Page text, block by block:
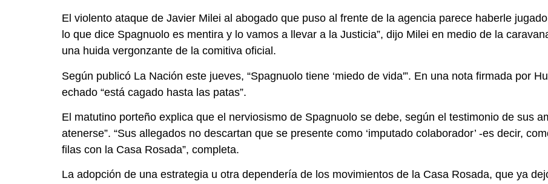
El violento ataque de Javier Milei al abogado que puso al frente de la agencia parece haberle
lo que dice Spagnuolo es mentira y lo vamos a llevar a la Justicia”, dijo Milei en medio de la
una huida vergonzante de la comitiva oficial.
Según publicó La Nación este jueves, “Spagnuolo tiene ‘miedo de vida'”. En una nota firmada por
echado “está cagado hasta las patas”.
El matutino porteño explica que el nerviosismo de Spagnuolo se debe, según el testimonio de sus
atenerse”. “Sus allegados no descartan que se presente como ‘imputado colaborador’ -es decir,
filas con la Casa Rosada”, completa.
La adopción de una estrategia u otra dependería de los movimientos de la Casa Rosada, que ya